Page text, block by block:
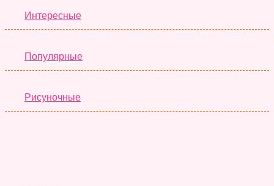
Интересные
Популярные
Рисуночные